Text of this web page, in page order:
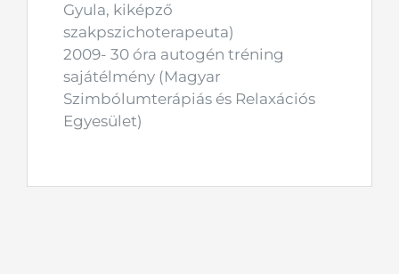
Gyula, kiképző
szakpszichoterapeuta)
2009- 30 óra autogén tréning
sajátélmény (Magyar
Szimbólumterápiás és Relaxációs
Egyesület)